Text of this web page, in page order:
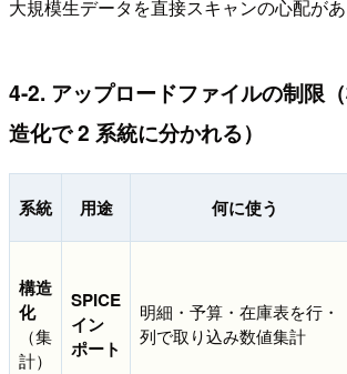
大規模生データを直接スキャンの心配があ
4-2. アップロードファイルの制限
造化で 2 系統に分かれる）
系統 用途 何に使う
構造
化
（集
計）
SPICE
イン
ポート
明細・予算・在庫表を行・
列で取り込み数値集計